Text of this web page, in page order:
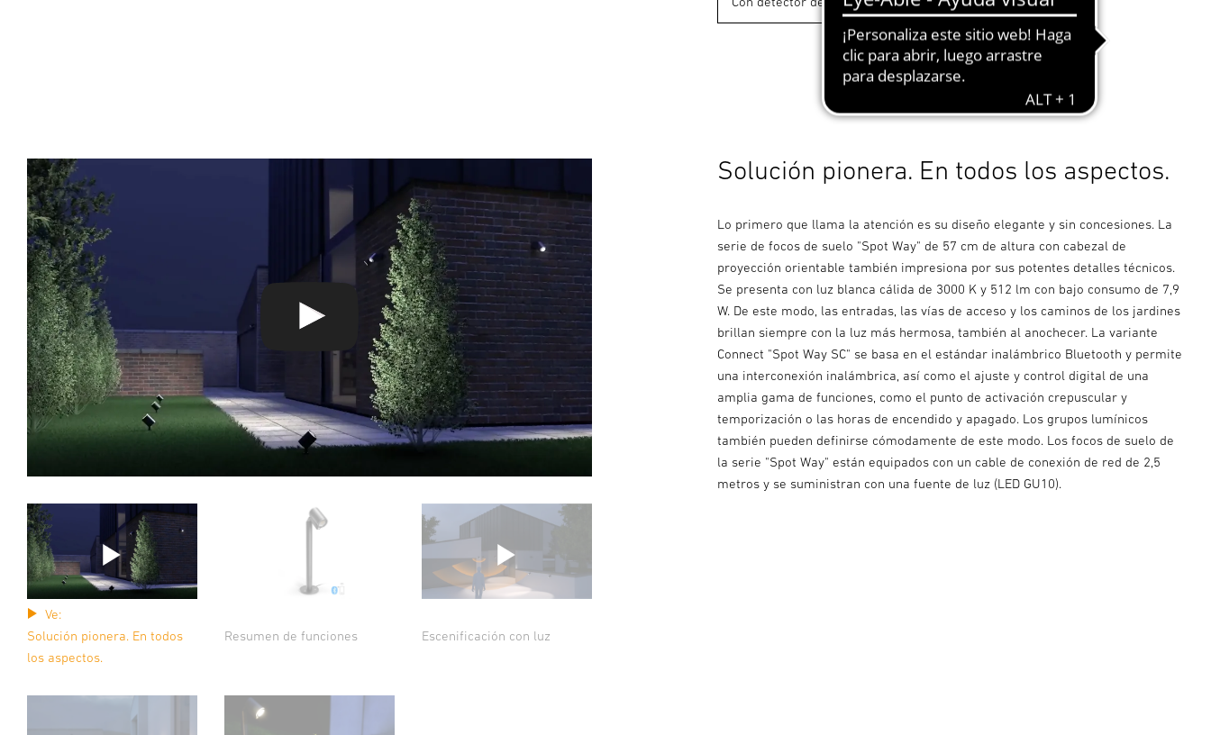
Ve:
Solución pionera. En todos
los aspectos.
Resumen de funciones Escenificación con luz
Solución pionera. En todos los aspectos.
Lo primero que llama la atención es su diseño elegante y sin concesiones. La
serie de focos de suelo "Spot Way" de 57 cm de altura con cabezal de
proyección orientable también impresiona por sus potentes detalles técnicos.
Se presenta con luz blanca cálida de 3000 K y 512 lm con bajo consumo de 7,9
W. De este modo, las entradas, las vías de acceso y los caminos de los jardines
brillan siempre con la luz más hermosa, también al anochecer. La variante
Connect "Spot Way SC" se basa en el estándar inalámbrico Bluetooth y permite
una interconexión inalámbrica, así como el ajuste y control digital de una
amplia gama de funciones, como el punto de activación crepuscular y
temporización o las horas de encendido y apagado. Los grupos lumínicos
también pueden definirse cómodamente de este modo. Los focos de suelo de
la serie "Spot Way" están equipados con un cable de conexión de red de 2,5
metros y se suministran con una fuente de luz (LED GU10).